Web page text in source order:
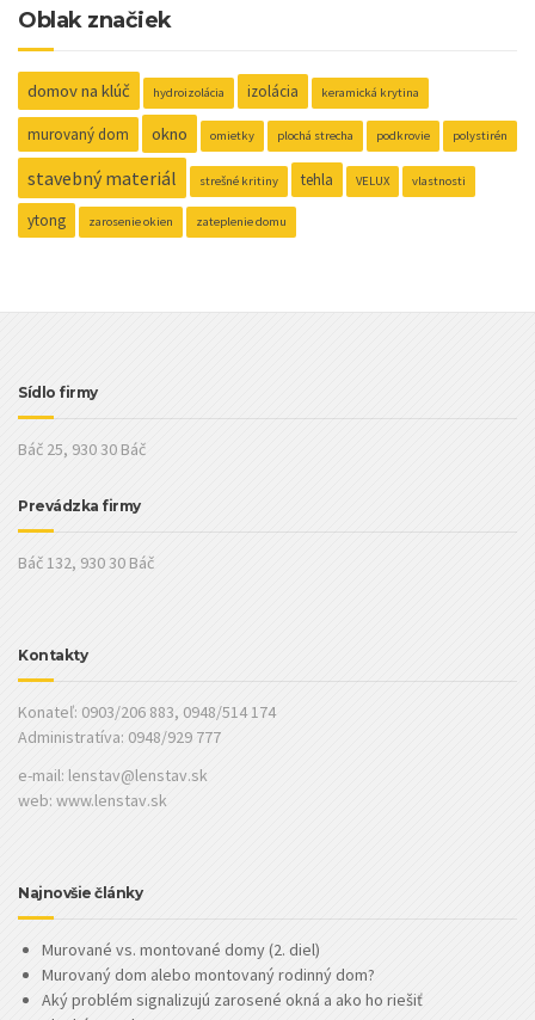
Oblak značiek
domov na klúč hydroizolácia izolácia keramická krytina
murovaný dom okno omietky plochá strecha podkrovie polystirén
stavebný materiál strešné kritiny tehla VELUX vlastnosti
ytong zarosenie okien zateplenie domu
Sídlo firmy
Báč 25, 930 30 Báč
Prevádzka firmy
Báč 132, 930 30 Báč
Kontakty
Konateľ: 0903/206 883, 0948/514 174
Administratíva: 0948/929 777
e-mail: lenstav@lenstav.sk
web: www.lenstav.sk
Najnovšie články
Murované vs. montované domy (2. diel)
Murovaný dom alebo montovaný rodinný dom?
Aký problém signalizujú zarosené okná a ako ho riešiť